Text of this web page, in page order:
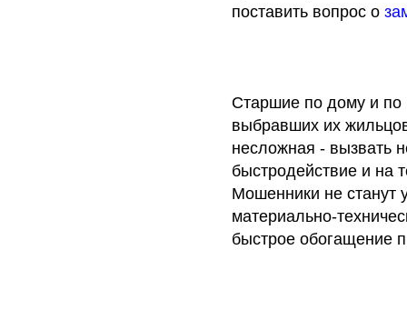
поставить вопрос о
Старшие по дому и по
выбравших их
несложная - вызвать
быстродействие и на
Мошенники не станут
материально-
быстрое обогащение